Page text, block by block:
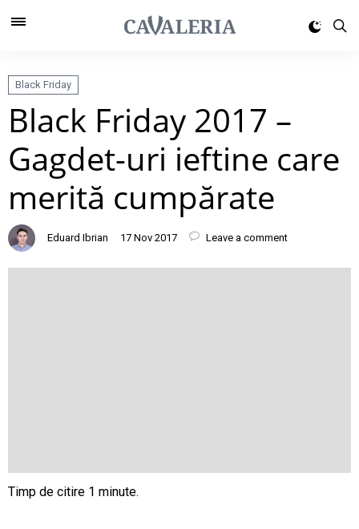
Black Friday
Black Friday 2017 –
Gagdet-uri ieftine care
merită cumpărate
Eduard Ibrian 17 Nov 2017 Leave a comment